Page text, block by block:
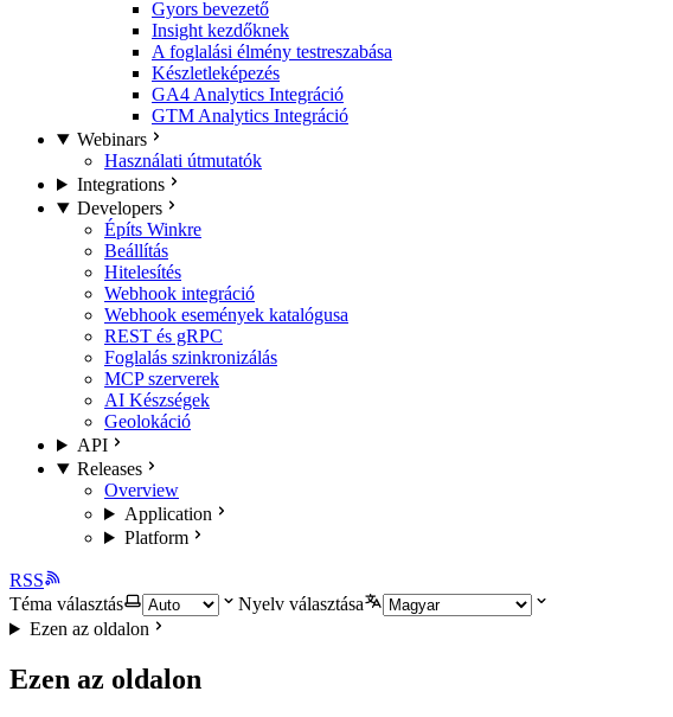
Gyors bevezető
Insight kezdőknek
A foglalási élmény testreszabása
Készletleképezés
GA4 Analytics Integráció
GTM Analytics Integráció
Webinars
Használati útmutatók
Integrations
Developers
Építs Winkre
Beállítás
Hitelesítés
Webhook integráció
Webhook események katalógusa
REST és gRPC
Foglalás szinkronizálás
MCP szerverek
AI Készségek
Geolokáció
API
Releases
Overview
Application
Platform
RSS
Téma választás
Nyelv választása
Ezen az oldalon
Ezen az oldalon